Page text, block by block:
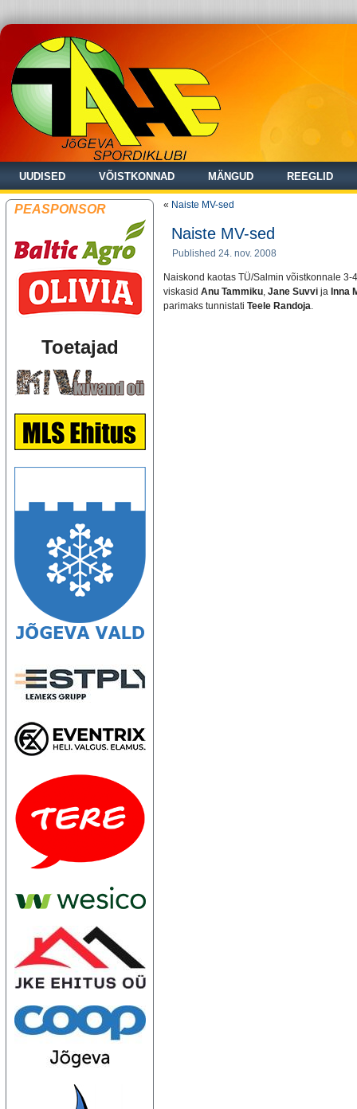
UUDISED VÕISTKONNAD MÄNGUD REEGLID
PEASPONSOR
Toetajad
« Naiste MV-sed
Naiste MV-sed
Published 24. nov. 2008
Naiskond kaotas TÜ/Salmin võistkonnale 3-
viskasid Anu Tammiku, Jane Suvvi ja Inna
parimaks tunnistati Teele Randoja.